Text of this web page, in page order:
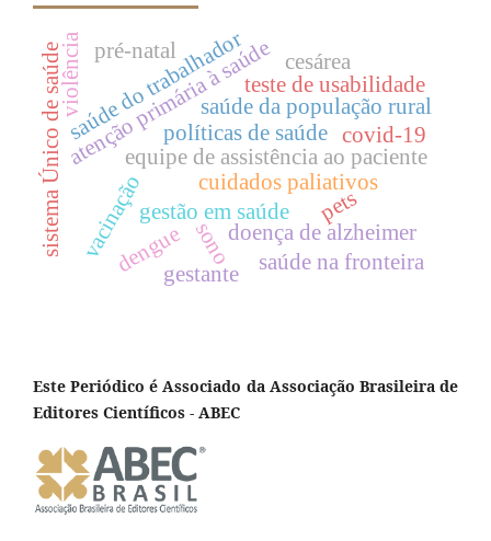
equipe de assistência ao paciente
cuidados paliativos
atenção primária à saúde
sistema Único de saúde políticas de saúde
gestão em saúde
vacinação
covid-19
saúde do trabalhadorsaúde da população rural
sonodoença de alzheimer
teste de usabilidade
pré-natal
violência
saúde na fronteira
dengue
pets
cesárea
gestante
Este Periódico é Associado da Associação Brasileira de
Editores Científicos - ABEC